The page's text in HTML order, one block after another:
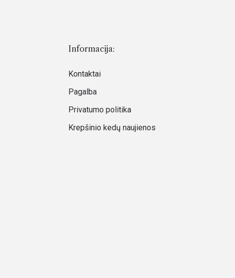
Informacija:
Kontaktai
Pagalba
Privatumo politika
Krepšinio kedų naujienos